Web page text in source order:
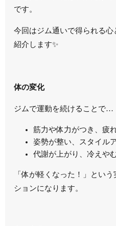
です。
今回はジム通いで得られる
紹介します✨
体の変化
ジムで運動を続けることで…
筋力や体力がつき、疲
姿勢が整い、スタイル
代謝が上がり、冷えや
「体が軽くなった！」とい
ションになります。